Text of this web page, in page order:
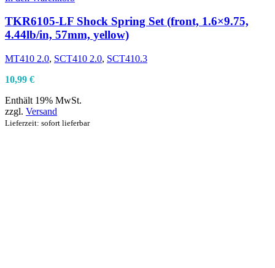
TKR6105-LF Shock Spring Set (front, 1.6×9.75,
4.44lb/in, 57mm, yellow)
MT410 2.0, SCT410 2.0, SCT410.3
10,99 €
Enthält 19% MwSt.
zzgl. Versand
Lieferzeit: sofort lieferbar